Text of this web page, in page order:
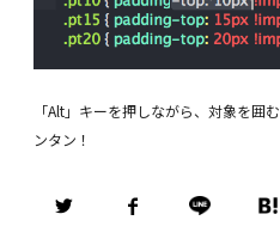
「Alt」キーを押しながら、対象を囲
ンタン！